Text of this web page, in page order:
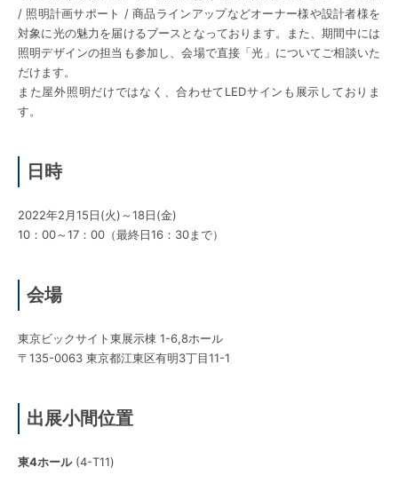
/ 照明計画サポート / 商品ラインアップなどオーナー様や設計者様を
対象に光の魅力を届けるブースとなっております。また、期間中には
照明デザインの担当も参加し、会場で直接「光」についてご相談いた
だけます。
また屋外照明だけではなく、合わせてLEDサインも展示しておりま
す。
日時
2022年2月15日(火)～18日(金)
10：00～17：00（最終日16：30まで）
会場
東京ビックサイト東展示棟 1-6,8ホール
〒135-0063 東京都江東区有明3丁目11-1
出展小間位置
東4ホール(4-T11)